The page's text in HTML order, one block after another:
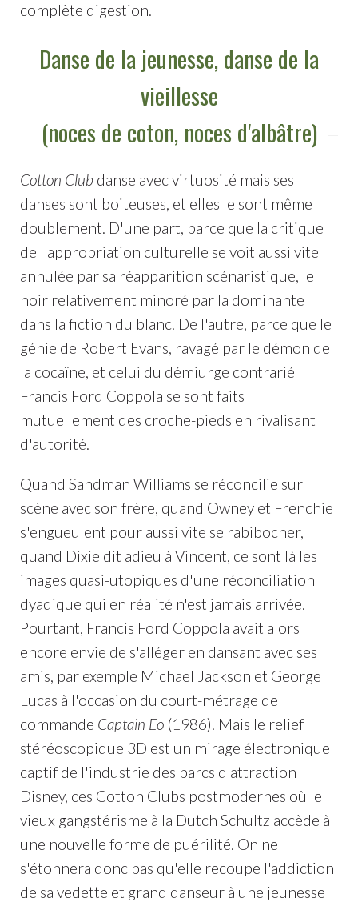
complète digestion.
Danse de la jeunesse, danse de la
vieillesse
(noces de coton, noces d'albâtre)
Cotton Clubdanse avec virtuosité mais ses
danses sont boiteuses, et elles le sont même
doublement. D'une part, parce que la critique
de l'appropriation culturelle se voit aussi vite
annulée par sa réapparition scénaristique, le
noir relativement minoré par la dominante
dans la fiction du blanc. De l'autre, parce que le
génie de Robert Evans, ravagé par le démon de
la cocaïne, et celui du démiurge contrarié
Francis Ford Coppola se sont faits
mutuellement des croche-pieds en rivalisant
d'autorité.
Quand Sandman Williams se réconcilie sur
scène avec son frère, quand Owney et Frenchie
s'engueulent pour aussi vite se rabibocher,
quand Dixie dit adieu à Vincent, ce sont là les
images quasi-utopiques d'une réconciliation
dyadique qui en réalité n'est jamais arrivée.
Pourtant, Francis Ford Coppola avait alors
encore envie de s'alléger en dansant avec ses
amis, par exemple Michael Jackson et George
Lucas à l'occasion du court-métrage de
commande Captain Eo(1986). Mais le relief
stéréoscopique 3D est un mirage électronique
captif de l'industrie des parcs d'attraction
Disney, ces Cotton Clubs postmodernes où le
vieux gangstérisme à la Dutch Schultz accède à
une nouvelle forme de puérilité. On ne
s'étonnera donc pas qu'elle recoupe l'addiction
de sa vedette et grand danseur à une jeunesse